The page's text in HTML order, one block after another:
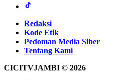
Redaksi
Kode Etik
Pedoman Media Siber
Tentang Kami
CICITVJAMBI © 2026